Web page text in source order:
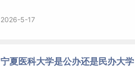
2026-5-17
宁夏医科大学是公办还是民办大学